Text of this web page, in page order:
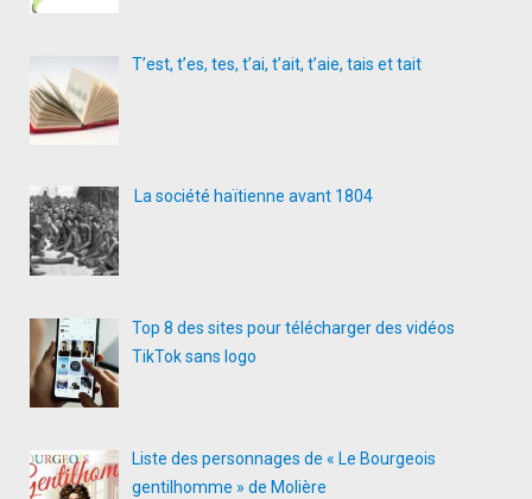
T’est, t’es, tes, t’ai, t’ait, t’aie, tais et tait
La société haïtienne avant 1804
Top 8 des sites pour télécharger des vidéos
TikTok sans logo
Liste des personnages de « Le Bourgeois
gentilhomme » de Molière